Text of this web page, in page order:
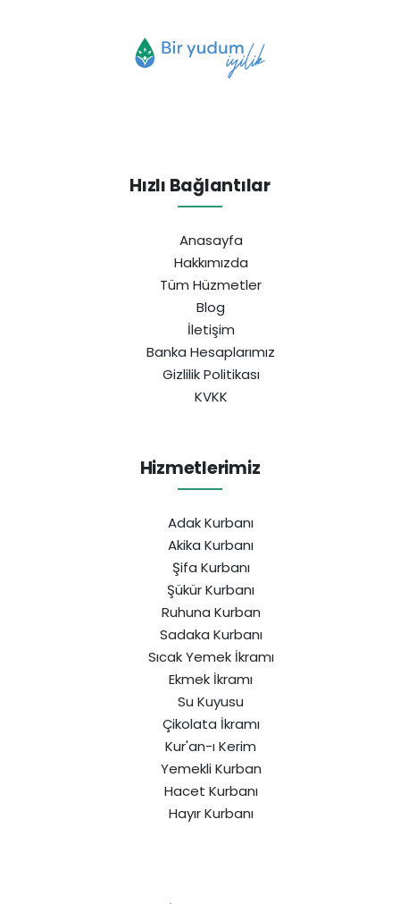
Hızlı Bağlantılar
Anasayfa
Hakkımızda
Tüm Hüzmetler
Blog
İletişim
Banka Hesaplarımız
Gizlilik Politikası
KVKK
Hizmetlerimiz
Adak Kurbanı
Akika Kurbanı
Şifa Kurbanı
Şükür Kurbanı
Ruhuna Kurban
Sadaka Kurbanı
Sıcak Yemek İkramı
Ekmek İkramı
Su Kuyusu
Çikolata İkramı
Kur'an-ı Kerim
Yemekli Kurban
Hacet Kurbanı
Hayır Kurbanı